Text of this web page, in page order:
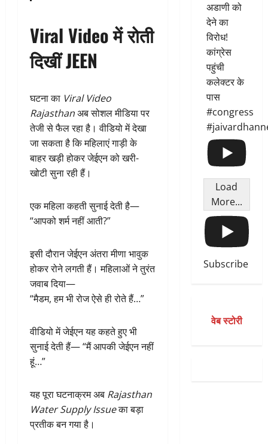
Viral Video में रोती
दिखीं JEEN
घटना का Viral Video
Rajasthanअब सोशल मीडिया पर
तेजी से फैल रहा है। वीडियो में देखा
जा सकता है कि महिलाएं गाड़ी के
बाहर खड़ी होकर जेईएन को खरी-
खोटी सुना रही हैं।
एक महिला कहती सुनाई देती है—
“आपको शर्म नहीं आती?”
इसी दौरान जेईएन अंतरा मीणा भावुक
होकर रोने लगती हैं। महिलाओं ने तुरंत
जवाब दिया—
“मैडम, हम भी रोज ऐसे ही रोते हैं…”
वीडियो में जेईएन यह कहते हुए भी
सुनाई देती हैं— “मैं आपकी जेईएन नहीं
हूं…”
यह पूरा घटनाक्रम अब Rajasthan
Water Supply Issueका बड़ा
प्रतीक बन गया है।
अडाणी को
देने का
विरोध!
कांग्रेस
पहुंची
कलेक्टर के
पास
#congress
Load
More...
Subscribe
वेब स्टोरी